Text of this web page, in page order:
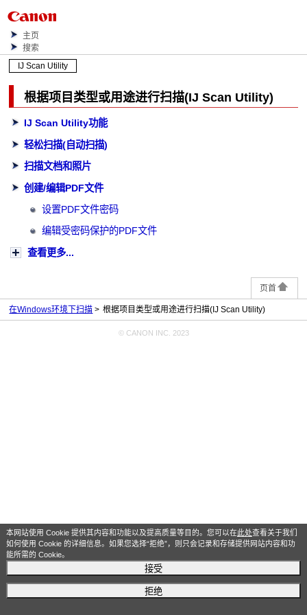
本网站使用 Cookie 提供其内容和功能以及提高质量等目的。您可以在此处查看关于我们
如何使用 Cookie 的详细信息。如果您选择“拒绝”，则只会记录和存储提供网站内容和功
能所需的 Cookie。
接受
拒绝
主页
搜索
IJ Scan Utility
根据项目类型或用途进行扫描(IJ Scan Utility)
IJ Scan Utility功能
轻松扫描(自动扫描)
扫描文档和照片
创建/编辑PDF文件
设置PDF文件密码
编辑受密码保护的PDF文件
查看更多...
页首
在Windows环境下扫描 根据项目类型或用途进行扫描(IJ Scan Utility)
© CANON INC. 2023